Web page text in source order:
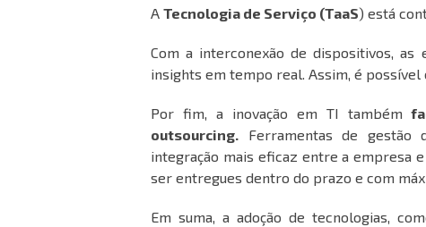
A Tecnologia de Serviço (TaaS) está
Com a interconexão de dispositivos,
insights em tempo real. Assim, é
Por fim, a inovação em TI também
outsourcing. Ferramentas de gestão
integração mais eficaz entre a empresa
ser entregues dentro do prazo e com
Em suma, a adoção de tecnologias,